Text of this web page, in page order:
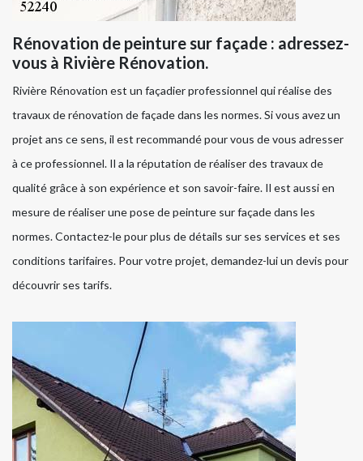
Rénovation de peinture sur façade : adressez-
vous à Rivière Rénovation.
Rivière Rénovation est un façadier professionnel qui réalise des
travaux de rénovation de façade dans les normes. Si vous avez un
projet ans ce sens, il est recommandé pour vous de vous adresser
à ce professionnel. Il a la réputation de réaliser des travaux de
qualité grâce à son expérience et son savoir-faire. Il est aussi en
mesure de réaliser une pose de peinture sur façade dans les
normes. Contactez-le pour plus de détails sur ses services et ses
conditions tarifaires. Pour votre projet, demandez-lui un devis pour
découvrir ses tarifs.